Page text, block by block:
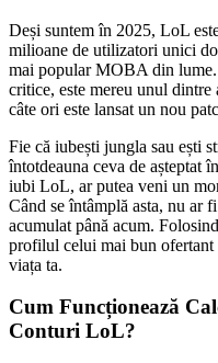
Deși suntem în 2025, LoL
milioane de utilizatori unici
mai popular MOBA din
critice, este mereu unul
câte ori este lansat un nou
Fie că iubești jungla sau ești
întotdeauna ceva de așteptat
iubi LoL, ar putea veni un
Când se întâmplă asta, nu ar
acumulat până acum.
profilul celui mai bun
viața ta.
Cum Funcționează
Conturi LoL?